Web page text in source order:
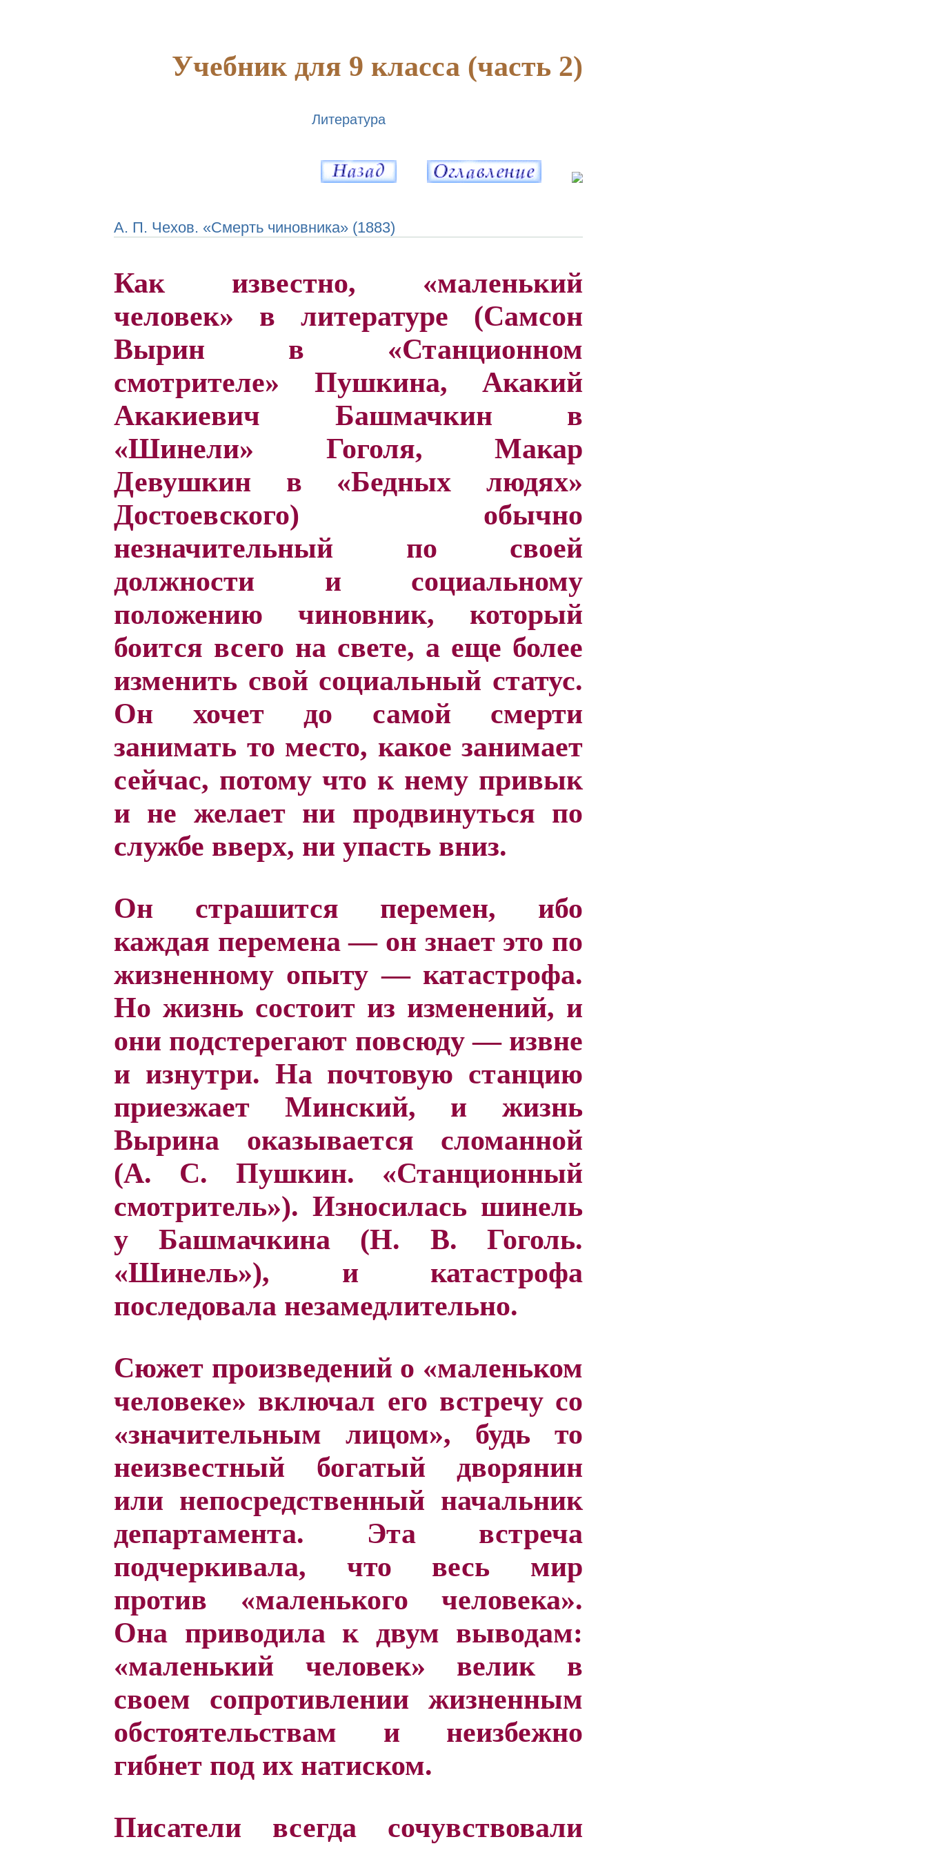
Учебник для 9 класса (часть 2)
Литература
А. П. Чехов. «Смерть чиновника» (1883)
Как известно, «маленький
человек» в литературе (Самсон
Вырин в «Станционном
смотрителе» Пушкина, Акакий
Акакиевич Башмачкин в
«Шинели» Гоголя, Макар
Девушкин в «Бедных людях»
Достоевского) обычно
незначительный по своей
должности и социальному
положению чиновник, который
боится всего на свете, а еще более
изменить свой социальный статус.
Он хочет до самой смерти
занимать то место, какое занимает
сейчас, потому что к нему привык
и не желает ни продвинуться по
службе вверх, ни упасть вниз.
Он страшится перемен, ибо
каждая перемена — он знает это по
жизненному опыту — катастрофа.
Но жизнь состоит из изменений, и
они подстерегают повсюду — извне
и изнутри. На почтовую станцию
приезжает Минский, и жизнь
Вырина оказывается сломанной
(А. С. Пушкин. «Станционный
смотритель»). Износилась шинель
у Башмачкина (Н. В. Гоголь.
«Шинель»), и катастрофа
последовала незамедлительно.
Сюжет произведений о «маленьком
человеке» включал его встречу со
«значительным лицом», будь то
неизвестный богатый дворянин
или непосредственный начальник
департамента. Эта встреча
подчеркивала, что весь мир
против «маленького человека».
Она приводила к двум выводам:
«маленький человек» велик в
своем сопротивлении жизненным
обстоятельствам и неизбежно
гибнет под их натиском.
Писатели всегда сочувствовали